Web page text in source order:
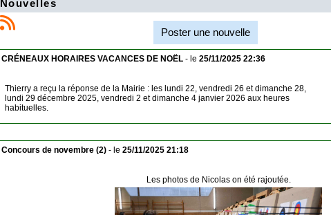
Nouvelles
Poster une nouvelle
CRÉNEAUX HORAIRES VACANCES DE NOËL - le 25/11/2025 22:36
Thierry a reçu la réponse de la Mairie : les lundi 22, vendredi 26 et dimanche 28,
lundi 29 décembre 2025, vendredi 2 et dimanche 4 janvier 2026 aux heures
habituelles.
Concours de novembre (2) - le 25/11/2025 21:18
Les photos de Nicolas on été rajoutée.